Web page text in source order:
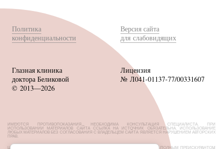
Политика
конфиденциальности
Версия сайта
для слабовидящих
Глазная клиника
доктора Беликовой
© 2013—2026
Лицензия
№ Л041-01137-77/00331607
ИМЕЮТСЯ ПРОТИВОПОКАЗАНИЯ, НЕОБХОДИМА КОНСУЛЬТАЦИЯ СПЕЦИАЛИСТА. ПРИ
ИСПОЛЬЗОВАНИИ МАТЕРИАЛОВ САЙТА ССЫЛКА НА ИСТОЧНИК ОБЯЗАТЕЛЬНА. ИСПОЛЬЗОВАНИЕ
ЛЮБЫХ МАТЕРИАЛОВ БЕЗ СОГЛАСОВАНИЯ С ВЛАДЕЛЬЦЕМ САЙТА ЯВЛЯЕТСЯ НАРУШЕНИЕМ АВТОРСКИХ
ПРАВ.
ЦЕНЫ, РАЗМЕЩЕННЫЕ НА САЙТЕ, НЕ ЯВЛЯЮТСЯ ПУБЛИЧНОЙ ОФЕРТОЙ. С ПОЛНЫМ ПРЕЙСКУРАНТОМ